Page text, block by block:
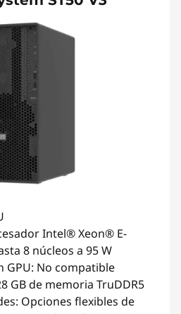
Intel® Xeon® E-
8 núcleos a 95 W
GPU: No compatible
GB de memoria TruDDR5
Opciones flexibles de